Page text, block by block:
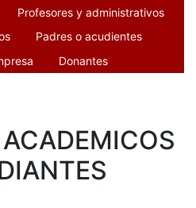
Profesores y administrativos
Padres o acudientes
Donantes